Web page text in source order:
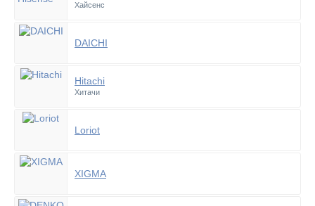
Хайсенс
DAICHI
Hitachi
Хитачи
Loriot
XIGMA